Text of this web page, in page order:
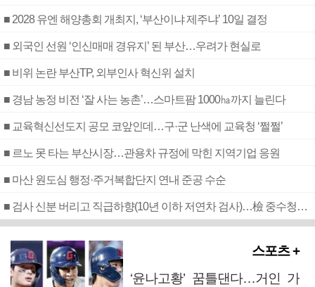
■ 2028 유엔 해양총회 개최지, ‘부산이냐 제주냐’ 10일 결정
■ 외국인 선원 ‘인신매매 경유지’ 된 부산…우려가 현실로
■ 비위 논란 부산TP, 외부인사 혁신위 설치
■ 경남 농정 비전 ‘잘 사는 농촌’…스마트팜 1000㏊까지 늘린다
■ 교육혁신선도지 공모 코앞인데…구·군 난색에 교육청 ‘쩔쩔’
■ 르노 못 타는 부산시장…관용차 규정에 막힌 지역기업 응원
■ 마산 원도심 행정·주거복합단지 연내 준공 수순
■ 검사 신분 버리고 직급하향(10년 이하 저연차 검사)…檢 중수청행 기피
스포츠 +
‘윤나고황’ 꿈틀댄다…거인 가